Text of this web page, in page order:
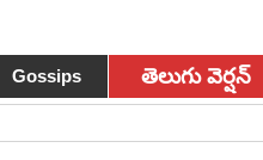
Gossips తెలుగు వెర్షన్